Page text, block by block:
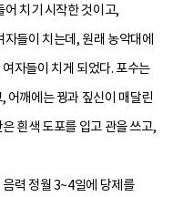
어 치기 시작한 것이고,
들이 치는데, 원래 농악대에
자들이 치게 되었다. 포수는
어깨에는 꿩과 짚신이 매달린
흰색 도포를 입고 관을 쓰고,
력 정월 3~4일에 당제를